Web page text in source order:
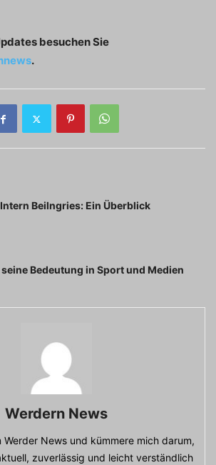
besuchen Sie
.
Beilngries: Ein Überblick
Bedeutung in Sport und Medien
Werdern News
Werder News und kümmere mich darum,
zuverlässig und leicht verständlich